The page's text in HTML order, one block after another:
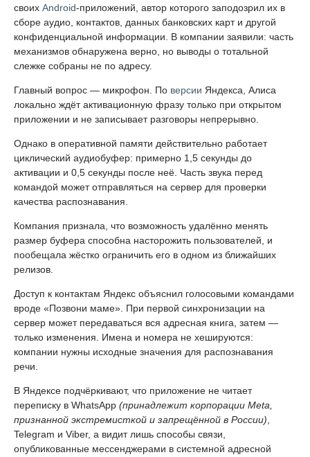
своих Android-приложений, автор которого заподозрил их в
сборе аудио, контактов, данных банковских карт и другой
конфиденциальной информации. В компании заявили: часть
механизмов обнаружена верно, но выводы о тотальной
слежке собраны не по адресу.
Главный вопрос — микрофон. По версии Яндекса, Алиса
локально ждёт активационную фразу только при открытом
приложении и не записывает разговоры непрерывно.
Однако в оперативной памяти действительно работает
циклический аудиобуфер: примерно 1,5 секунды до
активации и 0,5 секунды после неё. Часть звука перед
командой может отправляться на сервер для проверки
качества распознавания.
Компания признала, что возможность удалённо менять
размер буфера способна насторожить пользователей, и
пообещала жёстко ограничить его в одном из ближайших
релизов.
Доступ к контактам Яндекс объяснил голосовыми командами
вроде «Позвони маме». При первой синхронизации на
сервер может передаваться вся адресная книга, затем —
только изменения. Имена и номера не хешируются:
компании нужны исходные значения для распознавания
речи.
В Яндексе подчёркивают, что приложение не читает
переписку в WhatsApp (принадлежит корпорации Meta,
признанной экстремисткой и запрещённой в России),
Telegram и Viber, а видит лишь способы связи,
опубликованные мессенджерами в системной адресной